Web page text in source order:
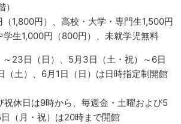
（1,800円）、高校・大学・専門生1,500円
学生1,000円（800円）、未就学児無料
23日（日）、5月3日（土・祝）～6日
（土）、6月1日（日）は日時指定制開館
祝休日は9時から、毎週金・土曜および5
（月・祝）は20時まで開館